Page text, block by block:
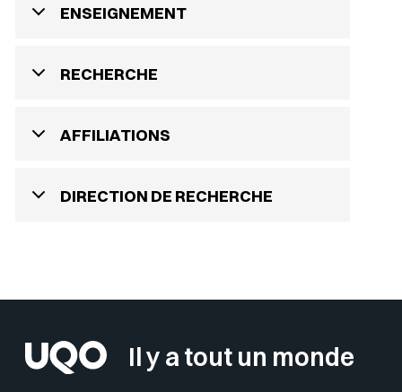
ENSEIGNEMENT
RECHERCHE
AFFILIATIONS
DIRECTION DE RECHERCHE
Il y a tout un monde